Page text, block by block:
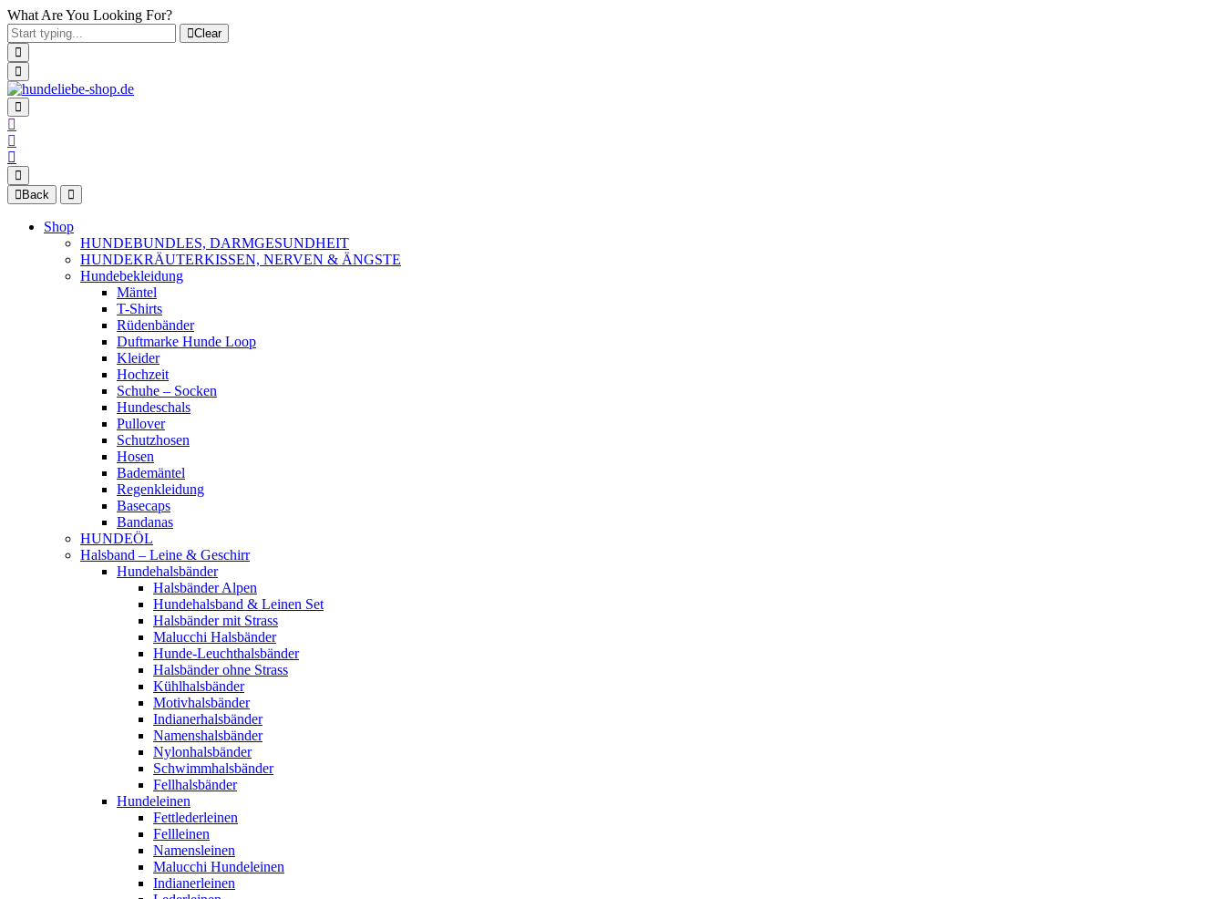
What Are You Looking For?
Clear
Back
Shop
HUNDEBUNDLES, DARMGESUNDHEIT
HUNDEKRÄUTERKISSEN, NERVEN & ÄNGSTE
Hundebekleidung
Mäntel
T-Shirts
Rüdenbänder
Duftmarke Hunde Loop
Kleider
Hochzeit
Schuhe – Socken
Hundeschals
Pullover
Schutzhosen
Hosen
Bademäntel
Regenkleidung
Basecaps
Bandanas
HUNDEÖL
Halsband – Leine & Geschirr
Hundehalsbänder
Halsbänder Alpen
Hundehalsband & Leinen Set
Halsbänder mit Strass
Malucchi Halsbänder
Hunde-Leuchthalsbänder
Halsbänder ohne Strass
Kühlhalsbänder
Motivhalsbänder
Indianerhalsbänder
Namenshalsbänder
Nylonhalsbänder
Schwimmhalsbänder
Fellhalsbänder
Hundeleinen
Fettlederleinen
Fellleinen
Namensleinen
Malucchi Hundeleinen
Indianerleinen